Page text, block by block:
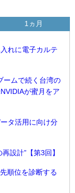
れに電子カルテ
ームで続く台湾の
が蜜月をア
タ活用に向け分
設計”【第3回】
順位を診断する
1ヵ月